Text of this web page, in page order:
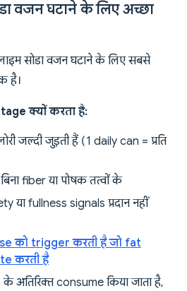
वजन घटाने के लिए अच्छा
सोडा वजन घटाने के लिए सबसे
है।
क्यों करता है:
जल्दी जुड़ती हैं (1 daily can = प्रति
fiber या पोषक तत्वों के
या fullness signals प्रदान नहीं
को trigger करती है जो fat
करती है
अतिरिक्त consume किया जाता है,